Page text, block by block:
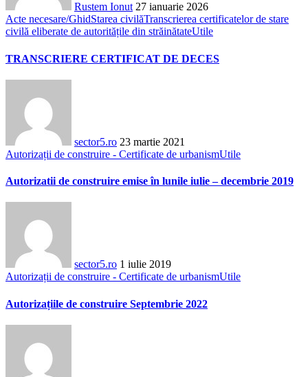
Rustem Ionut 27 ianuarie 2026
Acte necesare/GhidStarea civilăTranscrierea certificatelor de stare
civilă eliberate de autoritățile din străinătateUtile
TRANSCRIERE CERTIFICAT DE DECES
sector5.ro 23 martie 2021
Autorizații de construire - Certificate de urbanismUtile
Autorizatii de construire emise în lunile iulie – decembrie 2019
sector5.ro 1 iulie 2019
Autorizații de construire - Certificate de urbanismUtile
Autorizațiile de construire Septembrie 2022